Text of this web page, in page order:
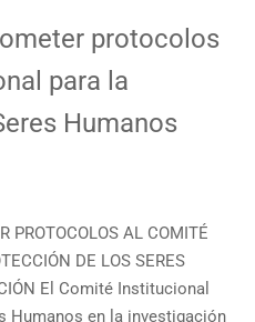
protocolos
para la
Humanos
PROTOCOLOS AL COMITÉ
DE LOS SERES
El Comité Institucional
Humanos en la investigación